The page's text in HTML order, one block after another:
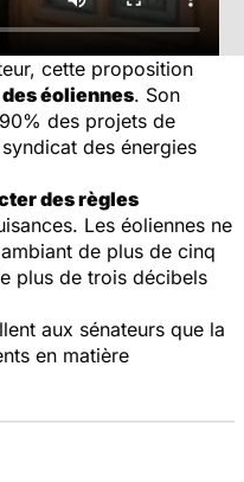
cette proposition
éoliennes. Son
des projets de
des énergies
des règles
Les éoliennes ne
de plus de cinq
plus de trois décibels
aux sénateurs que la
en matière